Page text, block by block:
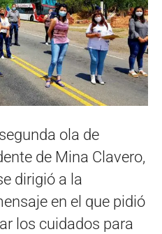
ola de
de Mina Clavero,
dirigió a la
en el que pidió
los cuidados para